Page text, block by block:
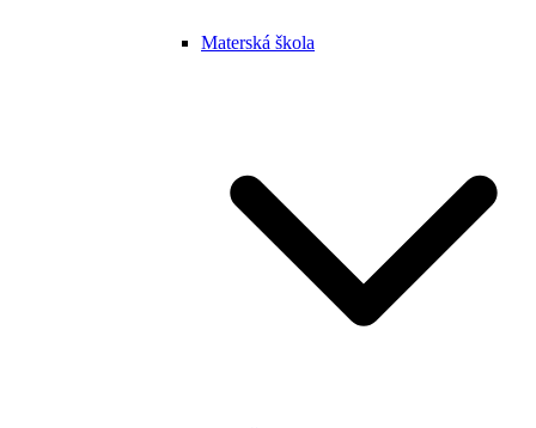
Materská škola